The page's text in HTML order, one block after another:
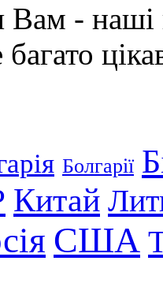
Вам - наші
Болгарії
Китай
США